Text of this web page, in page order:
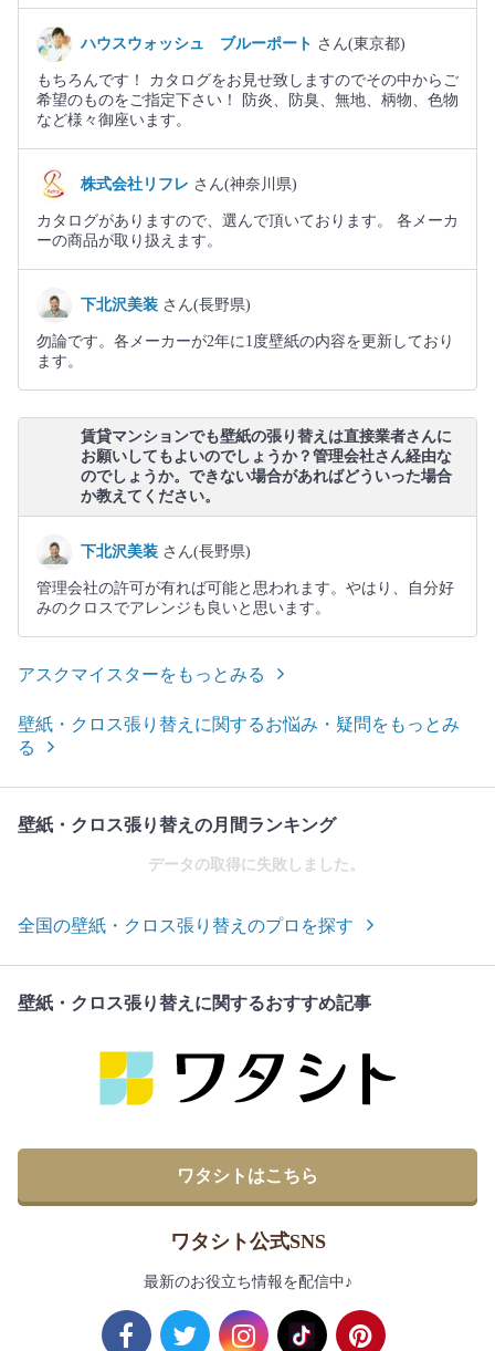
ハウスウォッシュ ブルーポート さん(東京都)
もちろんです！ カタログをお見せ致しますのでその中からご
希望のものをご指定下さい！ 防炎、防臭、無地、柄物、色物
など様々御座います。
株式会社リフレ さん(神奈川県)
カタログがありますので、選んで頂いております。 各メーカ
ーの商品が取り扱えます。
下北沢美装 さん(長野県)
勿論です。各メーカーが2年に1度壁紙の内容を更新しており
ます。
賃貸マンションでも壁紙の張り替えは直接業者さんに
お願いしてもよいのでしょうか？管理会社さん経由な
のでしょうか。できない場合があればどういった場合
か教えてください。
下北沢美装 さん(長野県)
管理会社の許可が有れば可能と思われます。やはり、自分好
みのクロスでアレンジも良いと思います。
アスクマイスターをもっとみる
壁紙・クロス張り替えに関するお悩み・疑問をもっとみ
る
壁紙・クロス張り替えの月間ランキング
データの取得に失敗しました。
全国の壁紙・クロス張り替えのプロを探す
壁紙・クロス張り替えに関するおすすめ記事
ワタシトはこちら
ワタシト公式SNS
最新のお役立ち情報を配信中♪